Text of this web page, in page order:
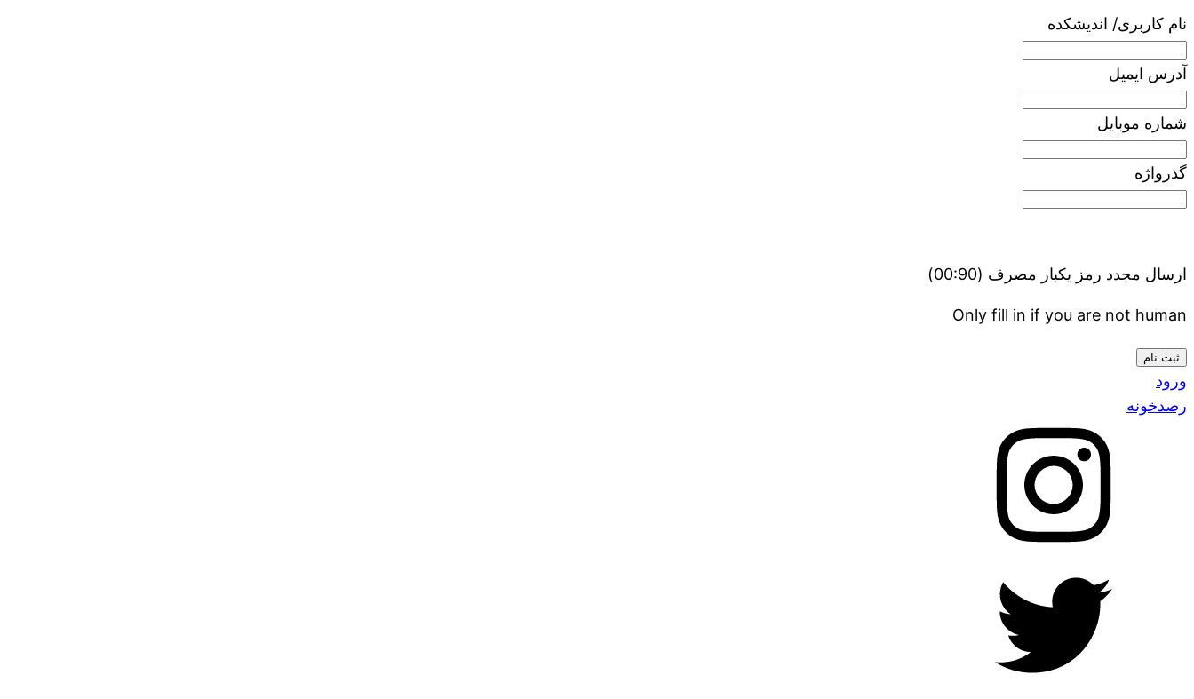
نام کاربری/ اندیشکده
آدرس ایمیل
شماره موبایل
گذرواژه
ارسال مجدد رمز یکبار مصرف (00:
90
)
Only fill in if you are not human
ورود
رصدخونه